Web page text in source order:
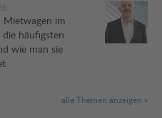
Mietwagen im
häufigsten
wie man sie
alle Themen anzeigen »